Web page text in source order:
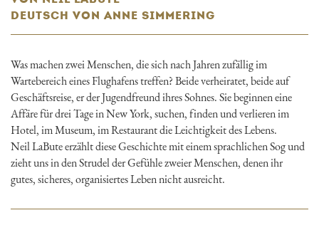
DEUTSCH VON ANNE SIMMERING
Was machen zwei Menschen, die sich nach Jahren zufällig im
Wartebereich eines Flughafens treffen? Beide verheiratet, beide auf
Geschäftsreise, er der Jugendfreund ihres Sohnes. Sie beginnen eine
Affäre für drei Tage in New York, suchen, finden und verlieren im
Hotel, im Museum, im Restaurant die Leichtigkeit des Lebens.
Neil LaBute erzählt diese Geschichte mit einem sprachlichen Sog und
zieht uns in den Strudel der Gefühle zweier Menschen, denen ihr
gutes, sicheres, organisiertes Leben nicht ausreicht.